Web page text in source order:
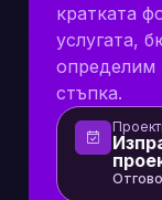
кратката
услугата,
определим
стъпка.